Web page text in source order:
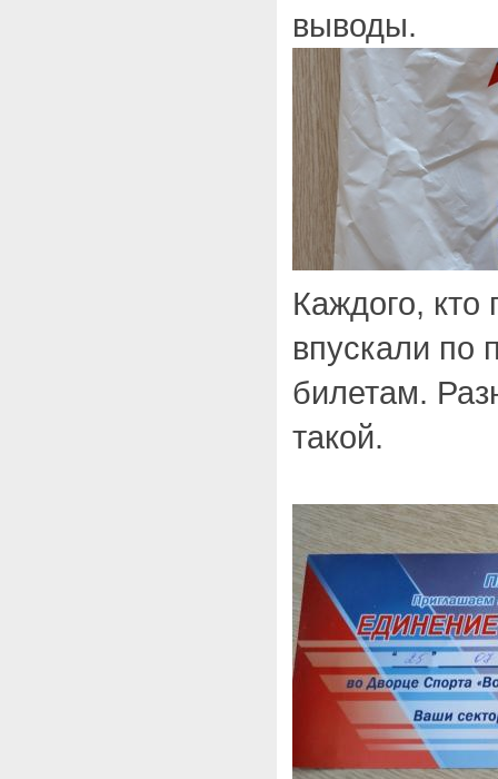
выводы.
Каждого,
впускали по
билетам.
такой.